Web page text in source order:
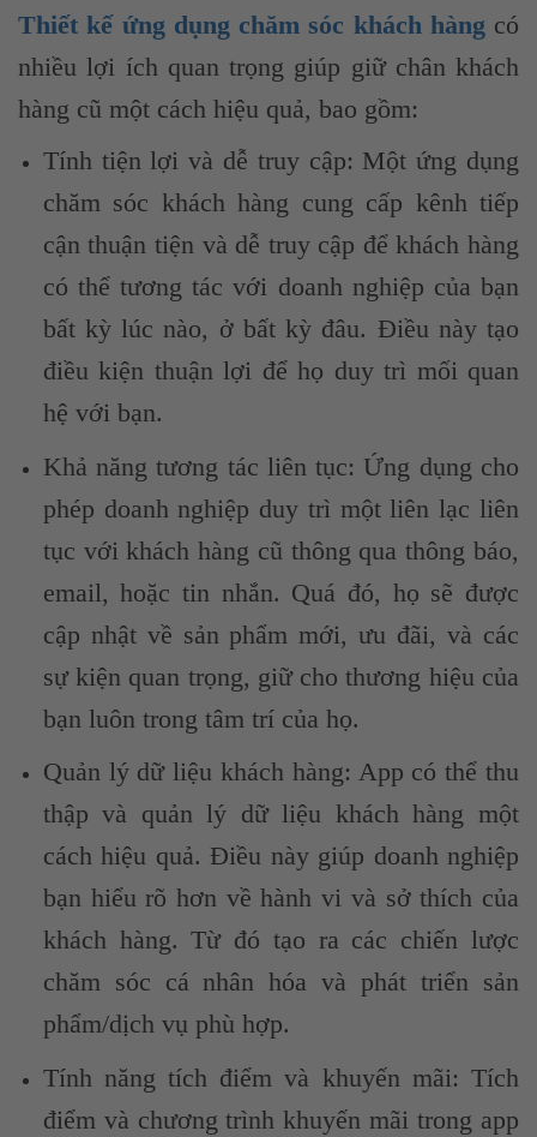
Thiết kế ứng dụng chăm sóc khách hàng có
nhiều lợi ích quan trọng giúp giữ chân khách
hàng cũ một cách hiệu quả, bao gồm:
Tính tiện lợi và dễ truy cập: Một ứng dụng
chăm sóc khách hàng cung cấp kênh tiếp
cận thuận tiện và dễ truy cập để khách hàng
có thể tương tác với doanh nghiệp của bạn
bất kỳ lúc nào, ở bất kỳ đâu. Điều này tạo
điều kiện thuận lợi để họ duy trì mối quan
hệ với bạn.
Khả năng tương tác liên tục: Ứng dụng cho
phép doanh nghiệp duy trì một liên lạc liên
tục với khách hàng cũ thông qua thông báo,
email, hoặc tin nhắn. Quá đó, họ sẽ được
cập nhật về sản phẩm mới, ưu đãi, và các
sự kiện quan trọng, giữ cho thương hiệu của
bạn luôn trong tâm trí của họ.
Quản lý dữ liệu khách hàng: App có thể thu
thập và quản lý dữ liệu khách hàng một
cách hiệu quả. Điều này giúp doanh nghiệp
bạn hiểu rõ hơn về hành vi và sở thích của
khách hàng. Từ đó tạo ra các chiến lược
chăm sóc cá nhân hóa và phát triển sản
phẩm/dịch vụ phù hợp.
Tính năng tích điểm và khuyến mãi: Tích
điểm và chương trình khuyến mãi trong app